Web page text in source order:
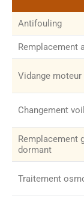
Antifouling
Remplacement
Vidange moteur
Changement
Remplacement
dormant
Traitement